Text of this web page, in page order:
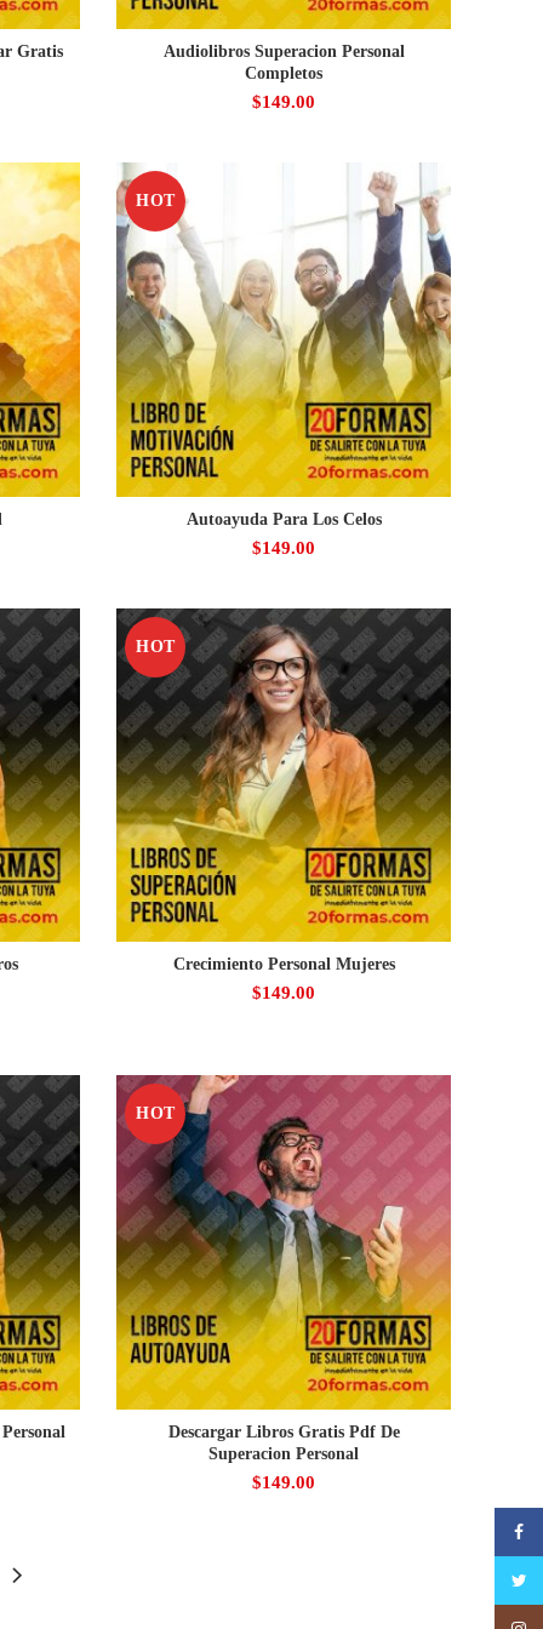
Gratis
Audiolibros Superacion Personal
Completos
$149.00
HOT
Autoayuda Para Los Celos
$149.00
HOT
Crecimiento Personal Mujeres
$149.00
HOT
Descargar Libros Gratis Pdf De
Superacion Personal
$149.00